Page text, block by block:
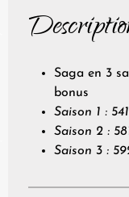
Saga en 3
bonus
Saison 1 :
Saison 2 :
Saison 3 :